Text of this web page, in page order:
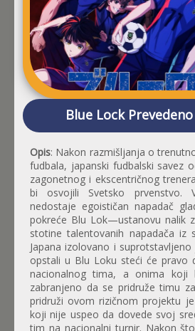
Blue Lock
Opis: Nakon razmišljanja o
fudbala, japanski fudbalski savez
zagonetnog i ekscentričnog
bi osvojili Svetsko prvenstvo.
nedostaje egoističan napadač
pokreće Blu Lok—ustanovu nalik
stotine talentovanih napadača iz
Japana izolovano i suprotstavljeno
opstali u Blu Loku steći će pravo
nacionalnog tima, a onima koji
zabranjeno da se pridruže timu
pridruži ovom rizičnom projektu je
koji nije uspeo da dovede svoj
tim na nacionalni turnir. Nakon